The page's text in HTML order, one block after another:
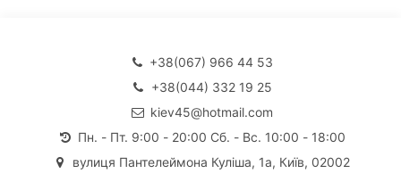
+38(067) 966 44 53
+38(044) 332 19 25
kiev45@hotmail.com
Пн. - Пт. 9:00 - 20:00 Сб. - Вс. 10:00 - 18:00
вулиця Пантелеймона Куліша, 1а, Київ, 02002